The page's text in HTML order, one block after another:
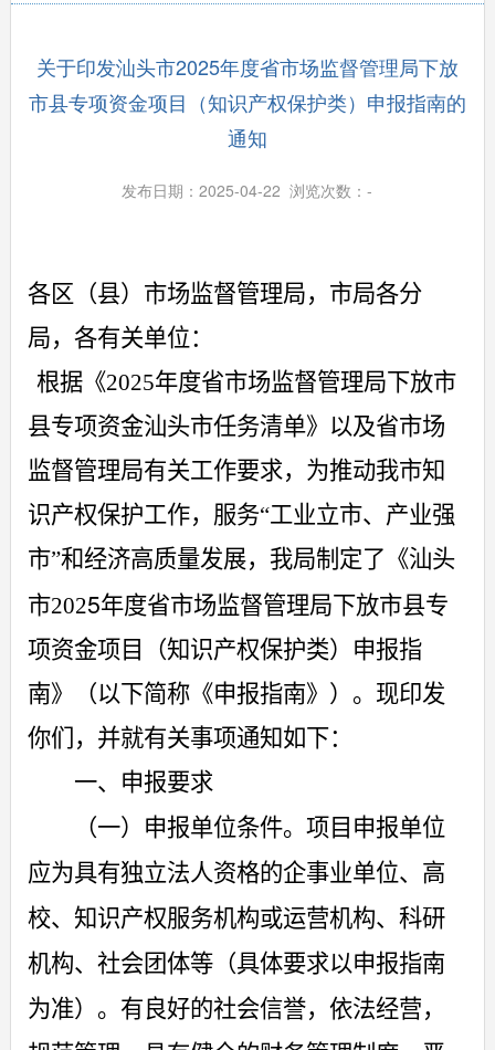
关于印发汕头市2025年度省市场监督管理局下放
市县专项资金项目（知识产权保护类）申报指南的
通知
发布日期：2025-04-22 浏览次数：-
各区 （县） 市场监督管理局， 市局各分
局，各有关单位：
根据《2025年度省市场监督管理局下放市
县专项资金汕头市任务清单》 以及省市场
监督管理局有关工作要求，为推动我市知
识产权保护工作，服务“工业立市、产业强
市”和经济高质量发展， 我局制定了《汕头
市2025年度省市场监督管理局下放市县专
项资金项目
（知识产权保护类） 申报指
南》（以下简称《申报指南》）。现印发
你们，并就有关事项通知如下：
一、申报要求
（一）申报单位条件。项目申报单位
应为具有独立法人资格的企事业单位、高
校、知识产权服务机构或运营机构、 科研
机构、社会团体等（具体要求以申报指南
为准） 。有良好的社会信誉，依法经营，